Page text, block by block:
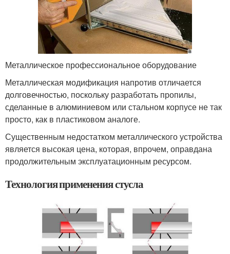
Металлическое профессиональное оборудование
Металлическая модификация напротив отличается
долговечностью, поскольку разработать пропилы,
сделанные в алюминиевом или стальном корпусе не так
просто, как в пластиковом аналоге.
Существенным недостатком металлического устройства
является высокая цена, которая, впрочем, оправдана
продолжительным эксплуатационным ресурсом.
Технология применения стусла